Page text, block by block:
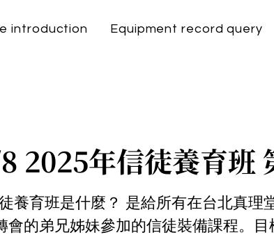
introduction Equipment record query
2025年信徒養育班
養育班是什麼？ 是給所有在台北真理
會的弟兄姊妹參加的信徒裝備課程。目